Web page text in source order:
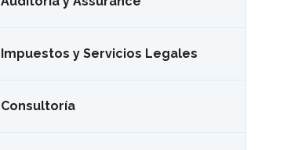
Impuestos y Servicios Legales
Consultoría